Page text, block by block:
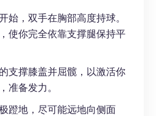
始，双手在胸部高度持球。
使你完全依靠支撑腿保持平
支撑膝盖并屈髋，以激活你
准备发力。
蹬地，尽可能远地向侧面